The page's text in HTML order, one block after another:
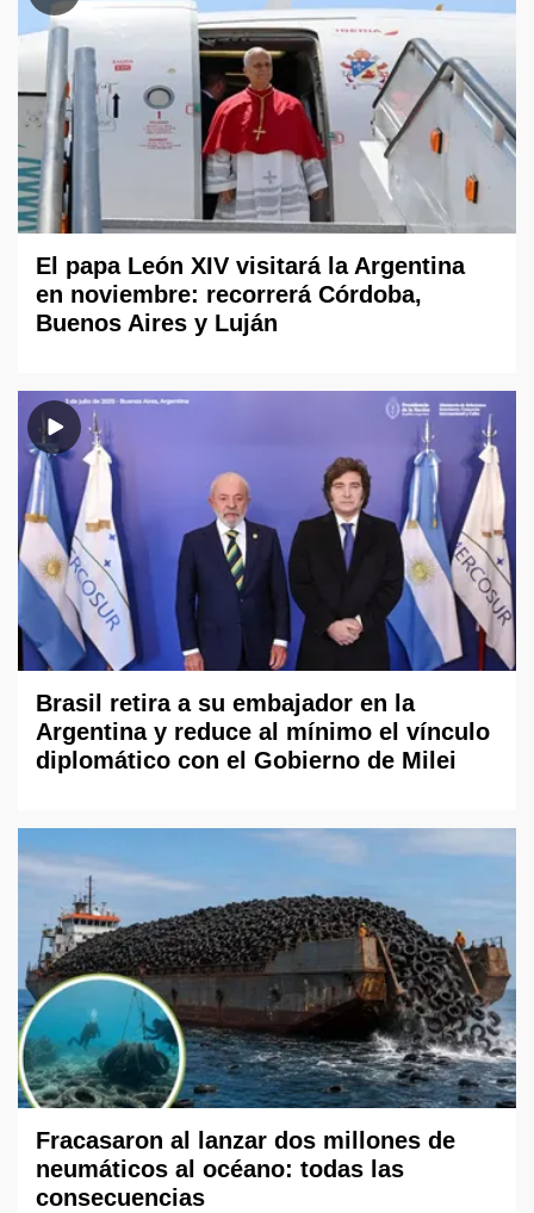
El papa León XIV visitará la Argentina
en noviembre: recorrerá Córdoba,
Buenos Aires y Luján
Brasil retira a su embajador en la
Argentina y reduce al mínimo el vínculo
diplomático con el Gobierno de Milei
Fracasaron al lanzar dos millones de
neumáticos al océano: todas las
consecuencias